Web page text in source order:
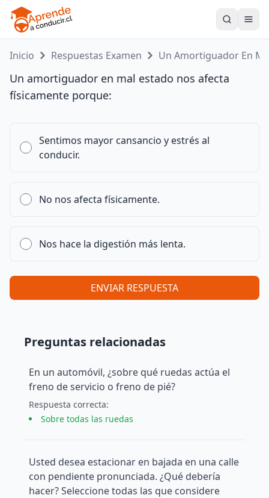
Inicio Respuestas Examen Un Amortiguador En
Un amortiguador en mal estado nos afecta
físicamente porque:
Sentimos mayor cansancio y estrés al
conducir.
No nos afecta físicamente.
Nos hace la digestión más lenta.
ENVIAR RESPUESTA
Preguntas relacionadas
En un automóvil, ¿sobre qué ruedas actúa el
freno de servicio o freno de pié?
Respuesta correcta:
Sobre todas las ruedas
Usted desea estacionar en bajada en una calle
con pendiente pronunciada. ¿Qué debería
hacer? Seleccione todas las que considere